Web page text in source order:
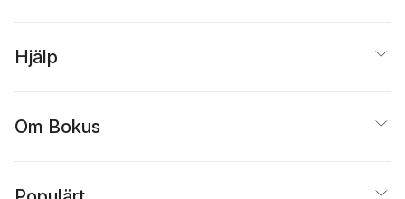
Hjälp
Om Bokus